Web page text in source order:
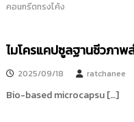
คอนกรีตทรงโค้ง
ไมโครแคปซูลฐานชีวภาพ
2025/09/18 ratchanee
Bio-based microcapsu […]